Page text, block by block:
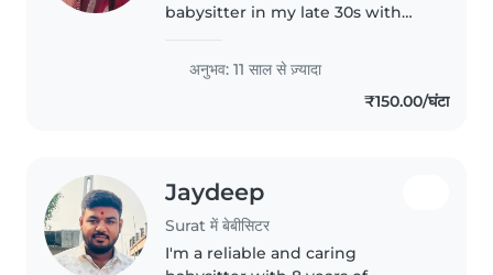
babysitter in my late 30s with
looking after babies, toddlers,
and preschoolers. I have
experience with children with
अनुभव: 11 साल से ज़्यादा
₹150.00/घंटा
Jaydeep
Surat में बेबीसिटर
I'm a reliable and caring